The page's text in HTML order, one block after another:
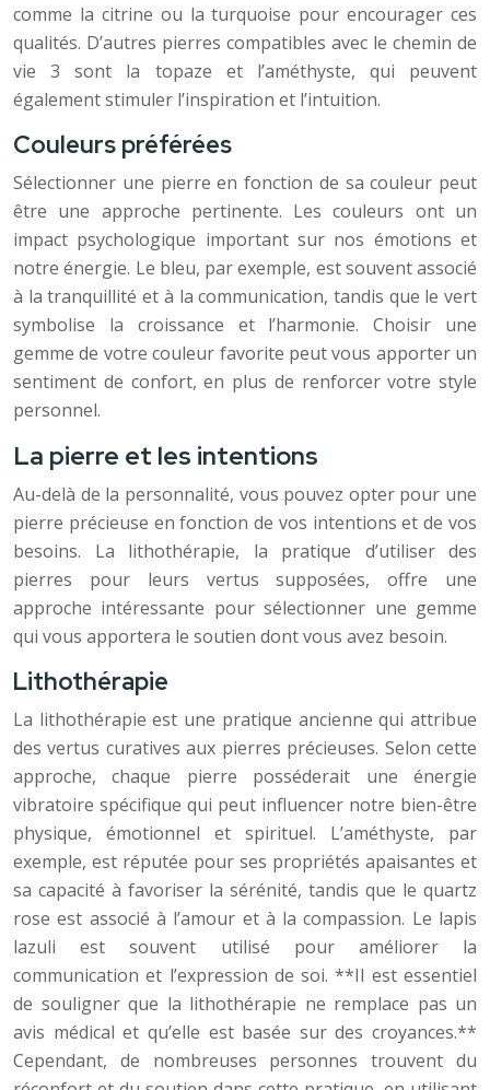
comme la citrine ou la turquoise pour encourager ces
qualités. D’autres pierres compatibles avec le chemin de
vie 3 sont la topaze et l’améthyste, qui peuvent
également stimuler l’inspiration et l’intuition.
Couleurs préférées
Sélectionner une pierre en fonction de sa couleur peut
être une approche pertinente. Les couleurs ont un
impact psychologique important sur nos émotions et
notre énergie. Le bleu, par exemple, est souvent associé
à la tranquillité et à la communication, tandis que le vert
symbolise la croissance et l’harmonie. Choisir une
gemme de votre couleur favorite peut vous apporter un
sentiment de confort, en plus de renforcer votre style
personnel.
La pierre et les intentions
Au-delà de la personnalité, vous pouvez opter pour une
pierre précieuse en fonction de vos intentions et de vos
besoins. La lithothérapie, la pratique d’utiliser des
pierres pour leurs vertus supposées, offre une
approche intéressante pour sélectionner une gemme
qui vous apportera le soutien dont vous avez besoin.
Lithothérapie
La lithothérapie est une pratique ancienne qui attribue
des vertus curatives aux pierres précieuses. Selon cette
approche, chaque pierre posséderait une énergie
vibratoire spécifique qui peut influencer notre bien-être
physique, émotionnel et spirituel. L’améthyste, par
exemple, est réputée pour ses propriétés apaisantes et
sa capacité à favoriser la sérénité, tandis que le quartz
rose est associé à l’amour et à la compassion. Le lapis
lazuli est souvent utilisé pour améliorer la
communication et l’expression de soi. **Il est essentiel
de souligner que la lithothérapie ne remplace pas un
avis médical et qu’elle est basée sur des croyances.**
Cependant, de nombreuses personnes trouvent du